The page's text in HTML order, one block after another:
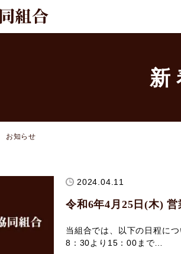
お知らせ
2024.04.11
令和6年4月25日(木)
当組合では、以下の日程に
8：30より15：00まで…